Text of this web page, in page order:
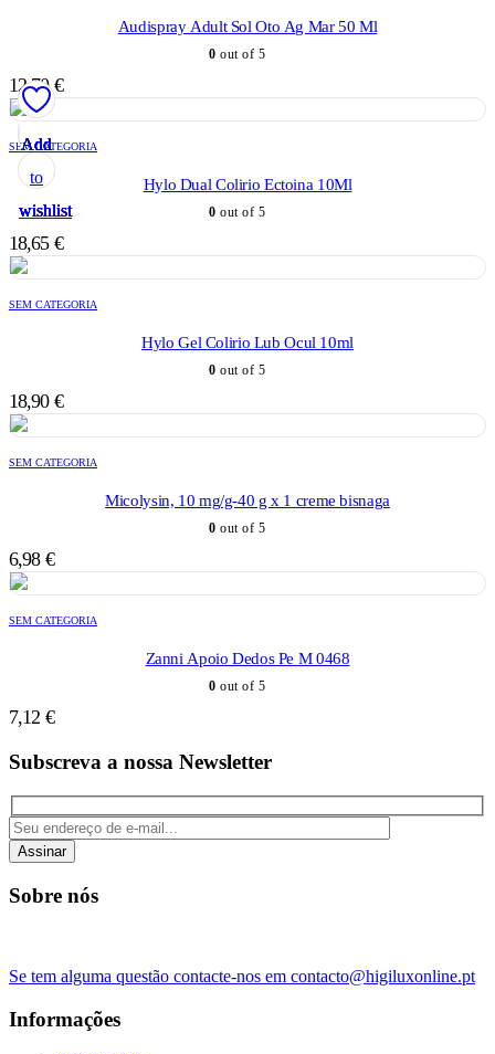
Add
to
wishlist
Audispray Adult Sol Oto Ag Mar 50 Ml
0 out of 5
12,70€
Add
to
wishlist
SEM CATEGORIA
Hylo Dual Colirio Ectoina 10Ml
0 out of 5
18,65 €
Add
to
wishlist
SEM CATEGORIA
Hylo Gel Colirio Lub Ocul 10ml
0 out of 5
18,90 €
Add
to
wishlist
SEM CATEGORIA
Micolysin, 10 mg/g-40 g x 1 creme bisnaga
0 out of 5
6,98 €
Add
to
wishlist
SEM CATEGORIA
Zanni Apoio Dedos Pe M 0468
0 out of 5
7,12 €
Subscreva a nossa Newsletter
Assinar
Sobre nós
Se tem alguma questão contacte-nos em contacto@higiluxonline.pt
Informações